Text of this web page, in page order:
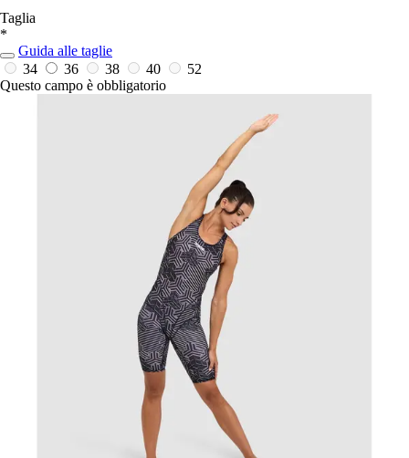
Taglia
*
Guida alle taglie
34
36 38 40
52
Questo campo è obbligatorio